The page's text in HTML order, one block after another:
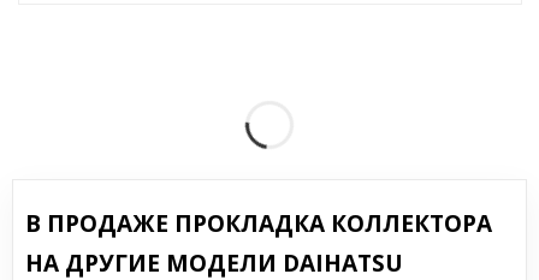
В ПРОДАЖЕ ПРОКЛАДКА КОЛЛЕКТОРА
НА ДРУГИЕ МОДЕЛИ DAIHATSU